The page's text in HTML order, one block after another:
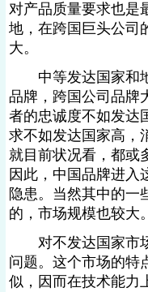
对产品质量要求也是
地，在跨国巨头公司
大。
中等发达国家和地
品牌，跨国公司品牌
者的忠诚度不如发达
求不如发达国家高，
就目前状况看，都或
因此，中国品牌进入
隐患。当然其中的一
的，市场规模也较大
对不发达国家市场
问题。这个市场的特
似，因而在技术能力